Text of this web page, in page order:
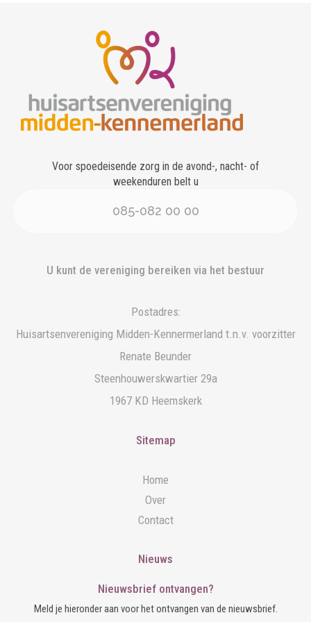
Voor spoedeisende zorg in de avond-, nacht- of
weekenduren belt u
085-082 00 00
U kunt de vereniging bereiken via het bestuur
Postadres:
Huisartsenvereniging Midden-Kennermerland t.n.v. voorzitter
Renate Beunder
Steenhouwerskwartier 29a
1967 KD Heemskerk
Sitemap
Home
Over
Contact
Nieuws
Nieuwsbrief ontvangen?
Meld je hieronder aan voor het ontvangen van de nieuwsbrief.